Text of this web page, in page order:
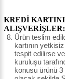
KREDİ
ALIŞVERİŞLER:
Ürün teslim
kartının
tespit edilirse
kuruluşu
konusu ürünü